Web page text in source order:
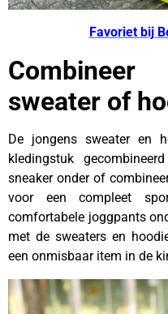
Favoriet bij
sweater of
De jongens sweater en
kledingstuk
sneaker onder of
voor een compleet
comfortabele joggpants
met de sweaters en
een onmisbaar item in de